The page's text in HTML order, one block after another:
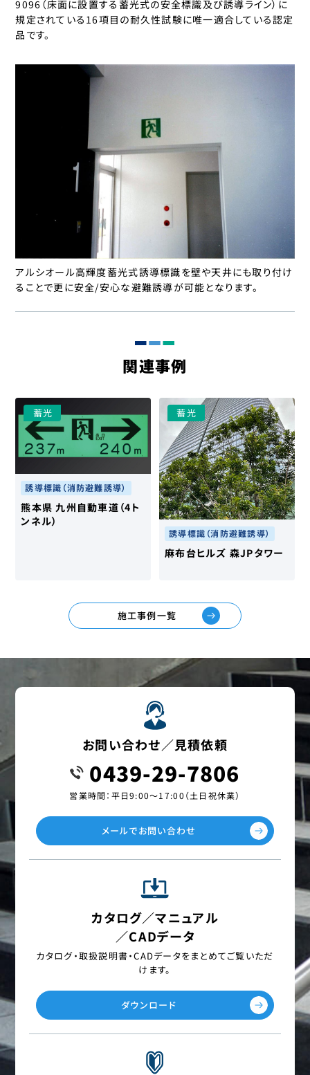
9096（床面に設置する蓄光式の安全標識及び誘導ライン）に
規定されている16項目の耐久性試験に唯一適合している認定
品です。
アルシオール高輝度蓄光式誘導標識を壁や天井にも取り付け
ることで更に安全/安心な避難誘導が可能となります。
関連事例
⁩蓄光
誘導標識（消防避難誘導）
熊本県 九州自動車道（4ト
ンネル）
⁩蓄光
誘導標識（消防避難誘導）
麻布台ヒルズ 森JPタワー
施工事例一覧
お問い合わせ／見積依頼
0439-29-7806
営業時間：平日9:00〜17:00（土日祝休業）
メールでお問い合わせ
カタログ／マニュアル
／CADデータ
カタログ・取扱説明書・CADデータをまとめてご覧いただ
けます。
ダウンロード